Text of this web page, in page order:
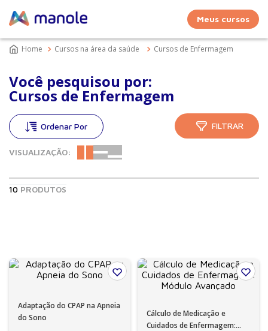
Meus cursos
Cursos na área da saúde Cursos de Enfermagem
Você pesquisou por:
Cursos de Enfermagem
VISUALIZAÇÃO:
FILTRAR
10 PRODUTOS
Adaptação do CPAP na Apneia
do Sono
Cálculo de Medicação e
Cuidados de Enfermagem: